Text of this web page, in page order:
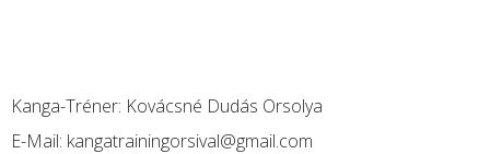
Kanga-Tréner: Kovácsné Dudás Orsolya
E-Mail: kangatrainingorsival@gmail.com